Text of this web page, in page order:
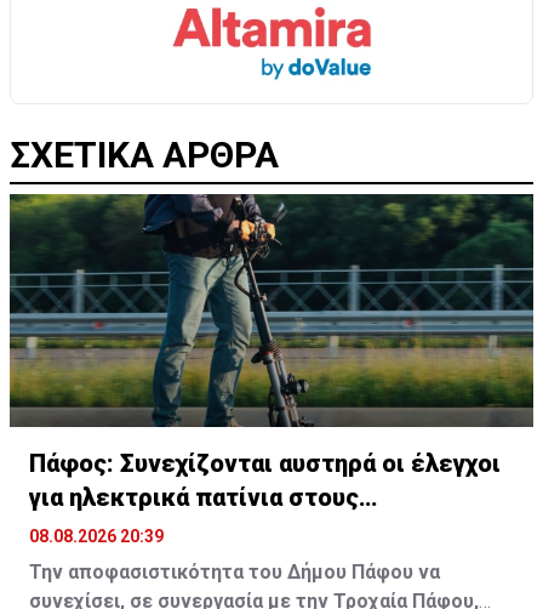
ΣΧΕΤΙΚΑ ΑΡΘΡΑ
Πάφος: Συνεχίζονται αυστηρά οι έλεγχοι
για ηλεκτρικά πατίνια στους
πεζόδρομους
08.08.2026 20:39
Την αποφασιστικότητα του Δήμου Πάφου να
συνεχίσει, σε συνεργασία με την Τροχαία Πάφου,